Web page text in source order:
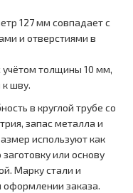
127 мм совпадает с
и отверстиями в
толщины 10 мм,
шву.
в круглой трубе со
запас металла и
используют как
или основу
Марку стали и
оформлении заказа.